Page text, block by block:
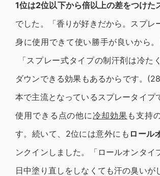
1位は2位以下から倍以上の差をつけた
でした。
「香りが好きだから。スプレ
身に使用できて使い勝手が良いから
「スプレー式タイプの制汗剤は冷た
ダウンできる効果もあるからです。
本で主流となっているスプレータイプ
使用できる点の他に冷却効果 も支持
す。続いて、2位には意外にも ロール
ンクインしました。「ロールオンタイ
日中塗り直しをしなくても汗の臭いが